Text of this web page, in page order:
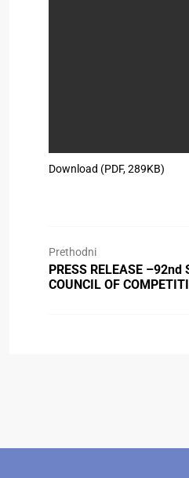
Download (PDF, 289KB)
Prethodni
PRESS RELEASE –92nd
COUNCIL OF